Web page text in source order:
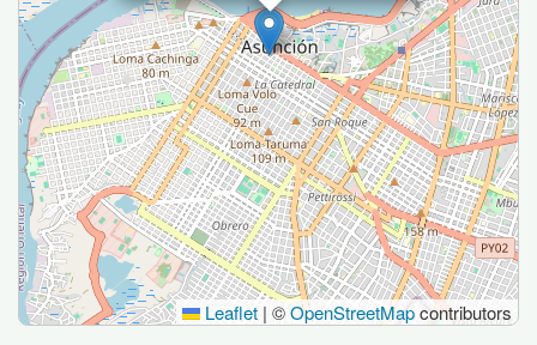
Leaflet | ©OpenStreetMapcontributors